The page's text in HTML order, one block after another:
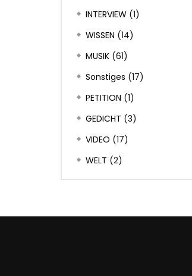
INTERVIEW (1)
WISSEN (14)
MUSIK (61)
Sonstiges (17)
PETITION (1)
GEDICHT (3)
VIDEO (17)
WELT (2)